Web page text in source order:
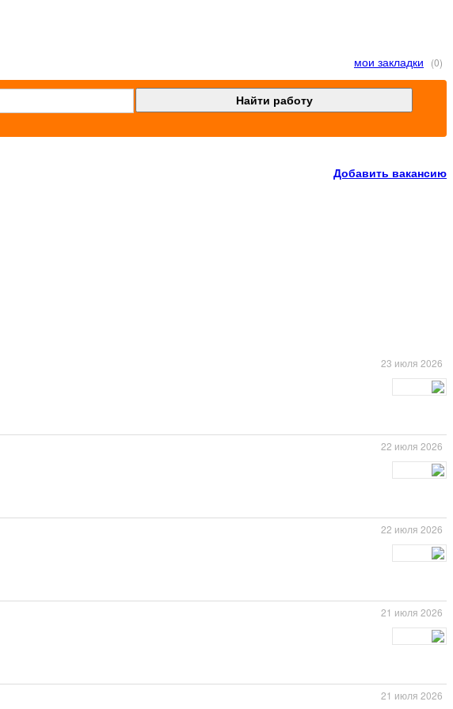
мои закладки
(0)
Добавить вакансию
23 июля 2026
22 июля 2026
22 июля 2026
21 июля 2026
21 июля 2026